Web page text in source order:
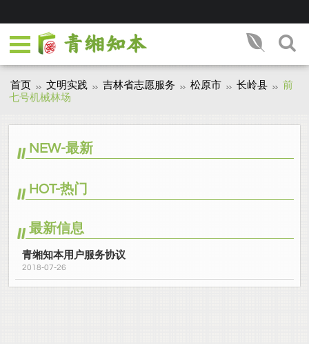
首页 文明实践 吉林省志愿服务 松原市 长岭县
前
七号机械林场
NEW-最新
HOT-热门
最新信息
青缃知本用户服务协议
2018-07-26